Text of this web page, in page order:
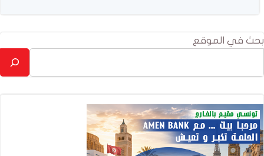
بحث في الموقع